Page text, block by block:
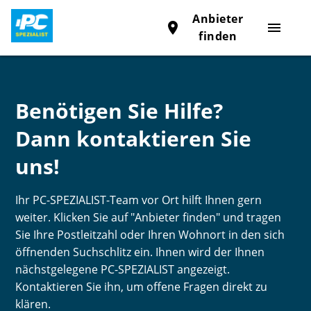
menu
place
Anbieter
finden
Benötigen Sie Hilfe?
Dann kontaktieren Sie
uns!
Ihr PC-SPEZIALIST-Team vor Ort hilft Ihnen gern
weiter. Klicken Sie auf "Anbieter finden" und tragen
Sie Ihre Postleitzahl oder Ihren Wohnort in den sich
öffnenden Suchschlitz ein. Ihnen wird der Ihnen
nächstgelegene PC-SPEZIALIST angezeigt.
Kontaktieren Sie ihn, um offene Fragen direkt zu
klären.